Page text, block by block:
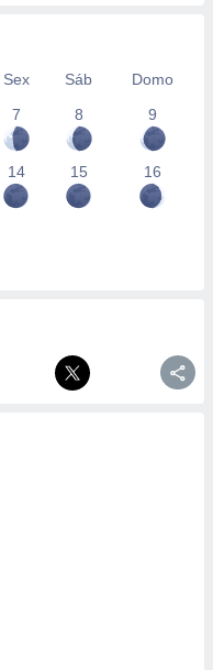
Sex Sáb
Domo
7 8 9
14 15 16